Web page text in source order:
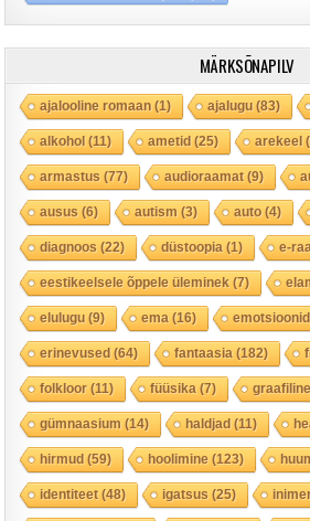
MÄRKSÕNAPILV
ajalooline romaan(1) ajalugu(83)
alkohol(11) ametid(25) arekeel
armastus (77) audioraamat(9)
ausus (6) autism (3) auto(4)
diagnoos (22) düstoopia (1) e-
eestikeelsele õppele üleminek (7)
elulugu(9) ema (16) emotsioonid
erinevused(64) fantaasia (182)
folkloor(11) füüsika (7)
gümnaasium (14) haldjad(11)
hirmud(59) hoolimine (123)
identiteet(48) igatsus (25)